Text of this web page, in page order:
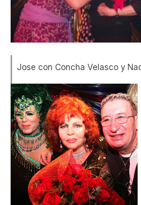
Jose con Concha Velasco y